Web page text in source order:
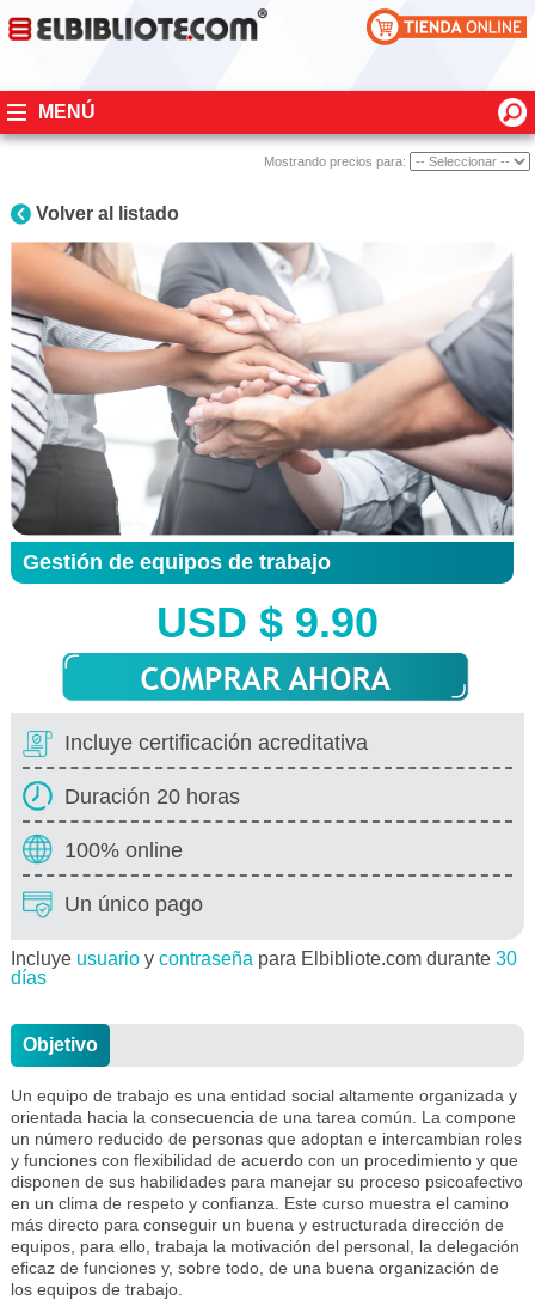
MENÚ
Mostrando precios para:
Volver al listado
Gestión de equipos de trabajo
USD $ 9.90
Incluye certificación acreditativa
Duración 20 horas
100% online
Un único pago
Incluye usuarioy contraseña para Elbibliote.com durante 30
días
Objetivo
Un equipo de trabajo es una entidad social altamente organizada y
orientada hacia la consecuencia de una tarea común. La compone
un número reducido de personas que adoptan e intercambian roles
y funciones con flexibilidad de acuerdo con un procedimiento y que
disponen de sus habilidades para manejar su proceso psicoafectivo
en un clima de respeto y confianza. Este curso muestra el camino
más directo para conseguir un buena y estructurada dirección de
equipos, para ello, trabaja la motivación del personal, la delegación
eficaz de funciones y, sobre todo, de una buena organización de
los equipos de trabajo.